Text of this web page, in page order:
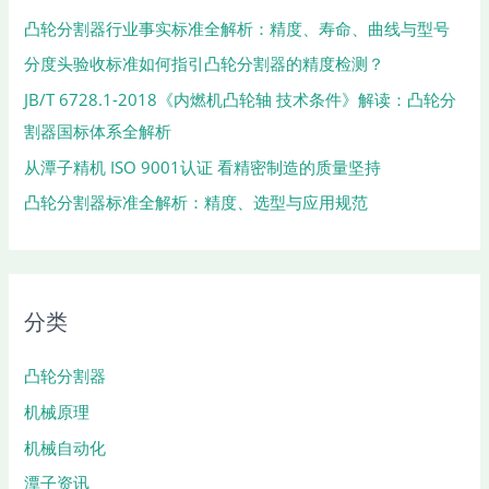
凸轮分割器行业事实标准全解析：精度、寿命、曲线与型号
分度头验收标准如何指引凸轮分割器的精度检测？
JB/T 6728.1-2018《内燃机凸轮轴 技术条件》解读：凸轮分
割器国标体系全解析
从潭子精机 ISO 9001认证 看精密制造的质量坚持
凸轮分割器标准全解析：精度、选型与应用规范
分类
凸轮分割器
机械原理
机械自动化
潭子资讯